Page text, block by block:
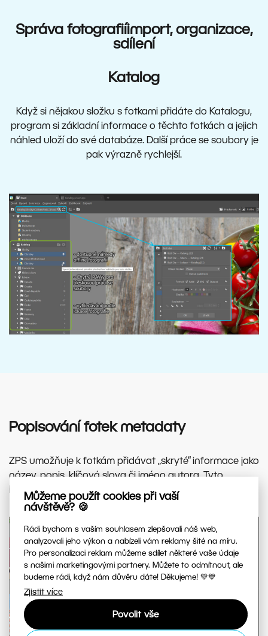
Můžeme použít cookies při vaší
návštěvě? 🍪
Rádi bychom s vaším souhlasem zlepšovali náš web,
analyzovali jeho výkon a nabízeli vám reklamy šité na míru.
Pro personalizaci reklam můžeme sdílet některé vaše údaje
s našimi marketingovými partnery. Můžete to odmítnout, ale
budeme rádi, když nám důvěru dáte! Děkujeme! 💚💙
Zjistit více
Povolit vše
Správa fotografií
import, organizace,
sdílení
Katalog
Když si nějakou složku s fotkami přidáte do Katalogu,
program si základní informace o těchto fotkách a jejich
náhled uloží do své databáze. Další práce se soubory je
pak výrazně rychlejší.
Popisování fotek metadaty
ZPS umožňuje k fotkám přidávat „skryté“ informace jako
název, popis, klíčová slova či jméno autora. Tyto
informace výrazně zvyšují dohledatelnost jakékoli fotky.